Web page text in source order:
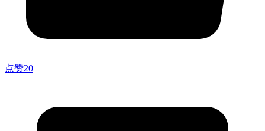
点赞20